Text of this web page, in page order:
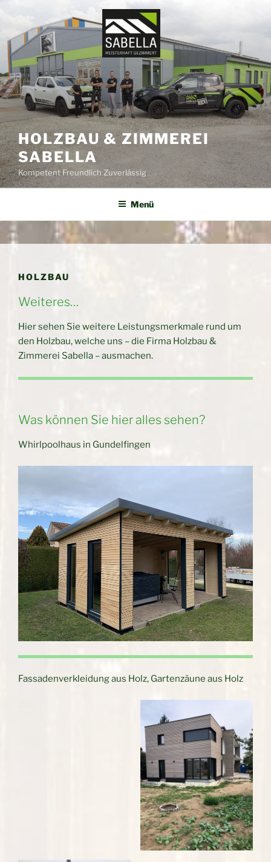
springen
HOLZBAU & ZIMMEREI
SABELLA
Kompetent Freundlich Zuverlässig
Menü
HOLZBAU
Weiteres…
Hier sehen Sie weitere Leistungsmerkmale rund um
den Holzbau, welche uns – die Firma Holzbau &
Zimmerei Sabella – ausmachen.
Was können Sie hier alles sehen?
Whirlpoolhaus in Gundelfingen
Fassadenverkleidung aus Holz, Gartenzäune aus Holz